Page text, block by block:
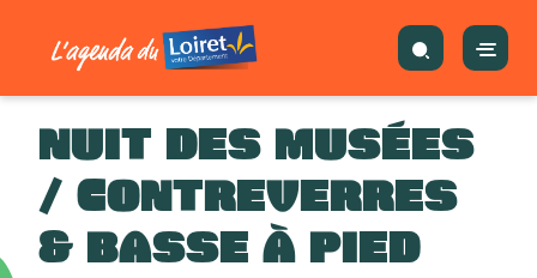
NUIT DES MUSÉES
/ CONTREVERRES
& BASSE À PIED